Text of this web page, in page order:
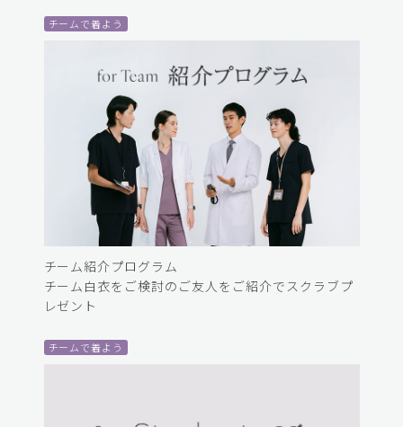
チームで着よう
チーム紹介プログラム
チーム白衣をご検討のご友人をご紹介でスクラブプ
レゼント
チームで着よう